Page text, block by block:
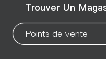
pagepage
Trouver Un
Points de vente